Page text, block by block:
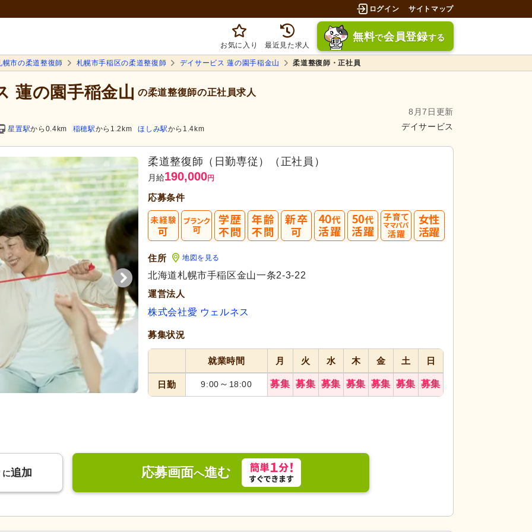
ログイン サイトマップ
お気に入り 最近見た求人
無料で会員登録する
幌市の柔道整復師 札幌市手稲区の柔道整復師 デイサービス 蓮の園手稲金山 柔道整復師・正社員
蓮の園手稲金山 の柔道整復師の正社員求人
8月7日更新
デイサービス
星置駅から0.4km 稲穂駅から1.2km ほしみ駅から1.4km
柔道整復師（日勤専従）（正社員）
月給190,000円
応募条件
住所 地図を見る
北海道札幌市手稲区金山一条2-3-22
運営法人
株式会社愛 ウェルネス
募集状況
就業時間 月 火 水 木 金 土 日
日勤 9:00 ～ 18:00 募集 募集 募集 募集 募集 募集 募集
に追加 応募画面へ進む